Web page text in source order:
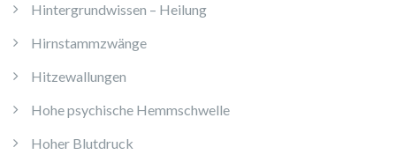
Hintergrundwissen – Heilung
Hirnstammzwänge
Hitzewallungen
Hohe psychische Hemmschwelle
Hoher Blutdruck